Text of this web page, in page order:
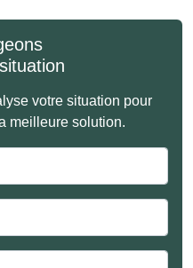
votre situation pour
meilleure solution.